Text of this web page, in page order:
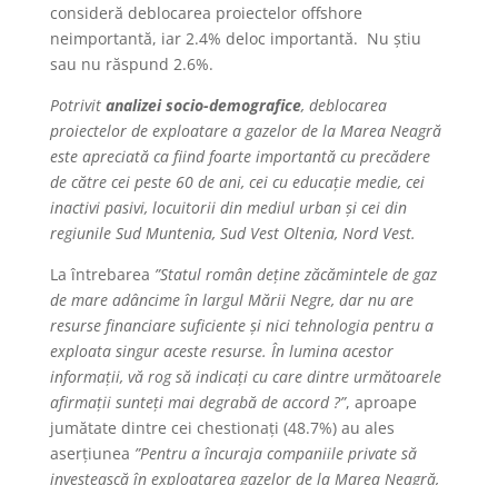
consideră deblocarea proiectelor offshore
neimportantă, iar 2.4% deloc importantă. Nu știu
sau nu răspund 2.6%.
Potrivit analizei socio-demografice, deblocarea
proiectelor de exploatare a gazelor de la Marea Neagră
este apreciată ca fiind foarte importantă cu precădere
de către cei peste 60 de ani, cei cu educație medie, cei
inactivi pasivi, locuitorii din mediul urban și cei din
regiunile Sud Muntenia, Sud Vest Oltenia, Nord Vest.
La întrebarea ”Statul român deține zăcămintele de gaz
de mare adâncime în largul Mării Negre, dar nu are
resurse financiare suficiente și nici tehnologia pentru a
exploata singur aceste resurse. În lumina acestor
informații, vă rog să indicați cu care dintre următoarele
afirmații sunteți mai degrabă de accord ?”, aproape
jumătate dintre cei chestionați (48.7%) au ales
aserțiunea ”Pentru a încuraja companiile private să
investească în exploatarea gazelor de la Marea Neagră,